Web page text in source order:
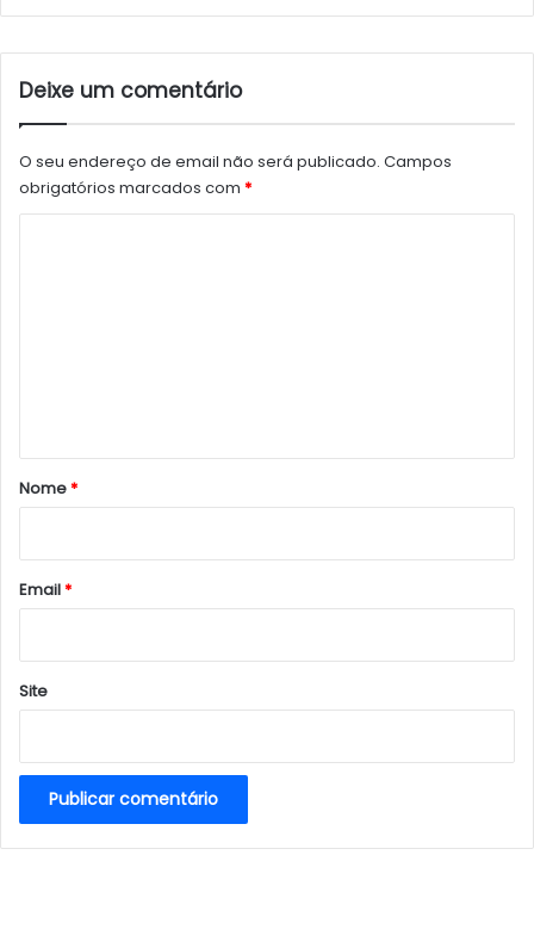
Deixe um comentário
O seu endereço de email não será publicado. Campos
obrigatórios marcados com *
r
*
Nome*
Email*
Site